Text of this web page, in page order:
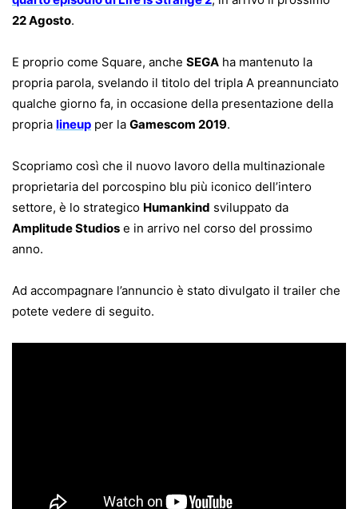
22 Agosto.
E proprio come Square, anche SEGA ha mantenuto la
propria parola, svelando il titolo del tripla A preannunciato
qualche giorno fa, in occasione della presentazione della
propria lineup per la Gamescom 2019.
Scopriamo così che il nuovo lavoro della multinazionale
proprietaria del porcospino blu più iconico dell’intero
settore, è lo strategico Humankind sviluppato da
Amplitude Studios e in arrivo nel corso del prossimo
anno.
Ad accompagnare l’annuncio è stato divulgato il trailer che
potete vedere di seguito.